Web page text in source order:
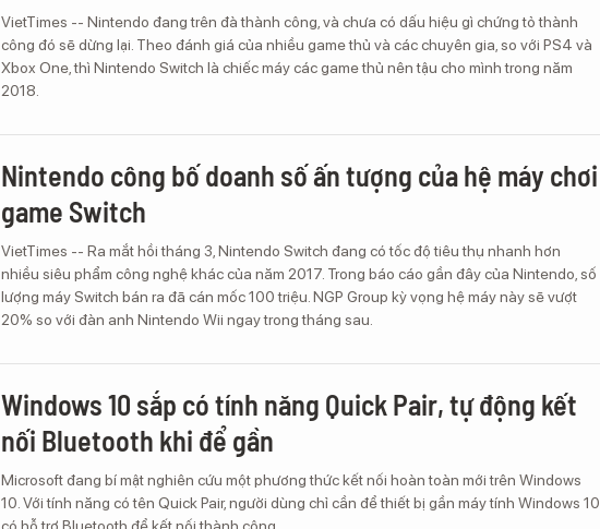
VietTimes -- Nintendo đang trên đà thành công, và chưa có dấu hiệu gì chứng tỏ thành
công đó sẽ dừng lại. Theo đánh giá của nhiều game thủ và các chuyên gia, so với PS4 và
Xbox One, thì Nintendo Switch là chiếc máy các game thủ nên tậu cho mình trong năm
2018.
Nintendo công bố doanh số ấn tượng của hệ máy chơi
game Switch
VietTimes -- Ra mắt hồi tháng 3, Nintendo Switch đang có tốc độ tiêu thụ nhanh hơn
nhiều siêu phẩm công nghệ khác của năm 2017. Trong báo cáo gần đây của Nintendo, số
lượng máy Switch bán ra đã cán mốc 100 triệu. NGP Group kỳ vọng hệ máy này sẽ vượt
20% so với đàn anh Nintendo Wii ngay trong tháng sau.
Windows 10 sắp có tính năng Quick Pair, tự động kết
nối Bluetooth khi để gần
Microsoft đang bí mật nghiên cứu một phương thức kết nối hoàn toàn mới trên Windows
10. Với tính năng có tên Quick Pair, người dùng chỉ cần để thiết bị gần máy tính Windows 10